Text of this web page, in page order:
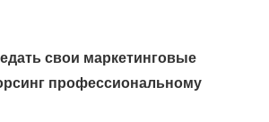
свои маркетинговые
профессиональному